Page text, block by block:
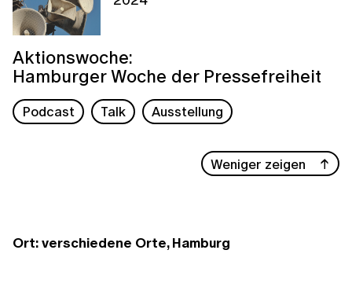
Aktionswoche:
Hamburger Woche der Pressefreiheit
Podcast Talk Ausstellung
Weniger zeigen
Ort: verschiedene Orte, Hamburg